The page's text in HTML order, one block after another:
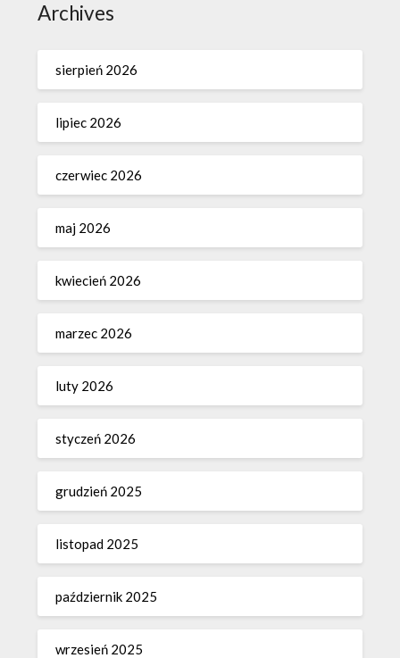
Archives
sierpień 2026
lipiec 2026
czerwiec 2026
maj 2026
kwiecień 2026
marzec 2026
luty 2026
styczeń 2026
grudzień 2025
listopad 2025
październik 2025
wrzesień 2025